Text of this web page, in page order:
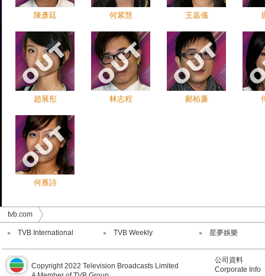
陳彥廷 何紫慧 王嘉儀
趙展彤 林志程 鄺栢廉
何雁詩
tvb.com
TVB International TVB Weekly 星夢娛樂
Copyright 2022 Television Broadcasts Limited
公司資料
Corporate Info